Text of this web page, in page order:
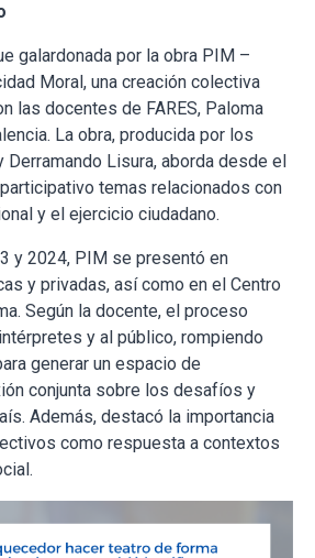
galardonada por la obra PIM –
Moral, una creación colectiva
las docentes de FARES, Paloma
La obra, producida por los
Lisura, aborda desde el
temas relacionados con
y el ejercicio ciudadano.
y 2024, PIM se presentó en
y privadas, así como en el Centro
Según la docente, el proceso
y al público, rompiendo
generar un espacio de
conjunta sobre los desafíos y
Además, destacó la importancia
como respuesta a contextos